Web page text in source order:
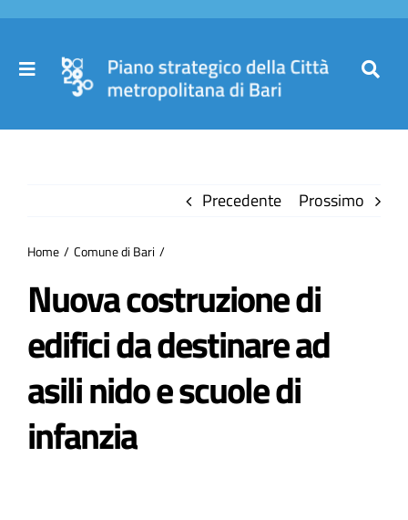
Salta
contenuto
Toggle
Partecipa
Comuni
Atti e Docunenti
Precedente Prossimo
Home Comune di Bari
Nuova costruzione di
edifici da destinare ad
asili nido e scuole di
infanzia